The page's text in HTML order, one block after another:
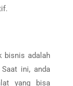
bisnis adalah
ini, anda
yang bisa